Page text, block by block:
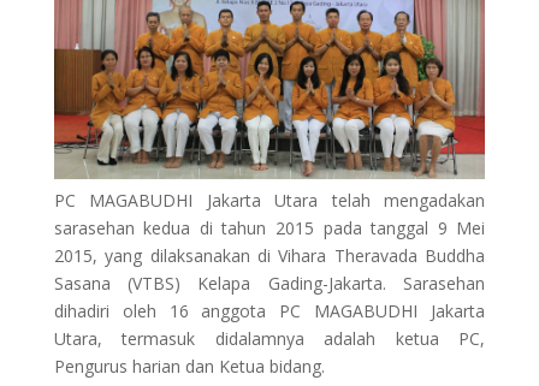
PC MAGABUDHI Jakarta Utara telah mengadakan
sarasehan kedua di tahun 2015 pada tanggal 9 Mei
2015, yang dilaksanakan di Vihara Theravada Buddha
Sasana (VTBS) Kelapa Gading-Jakarta. Sarasehan
dihadiri oleh 16 anggota PC MAGABUDHI Jakarta
Utara, termasuk didalamnya adalah ketua PC,
Pengurus harian dan Ketua bidang.